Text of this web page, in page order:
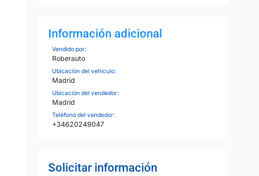
Información adicional
Vendido por:
Roberauto
Ubicación del vehículo:
Madrid
Ubicación del vendedor:
Madrid
Teléfono del vendedor:
+34620249047
Solicitar información